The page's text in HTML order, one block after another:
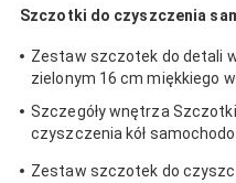
Szczotki do czyszczenia
Zestaw szczotek do detali
zielonym 16 cm miękkiego
Szczegóły wnętrza
czyszczenia kół
Zestaw szczotek do